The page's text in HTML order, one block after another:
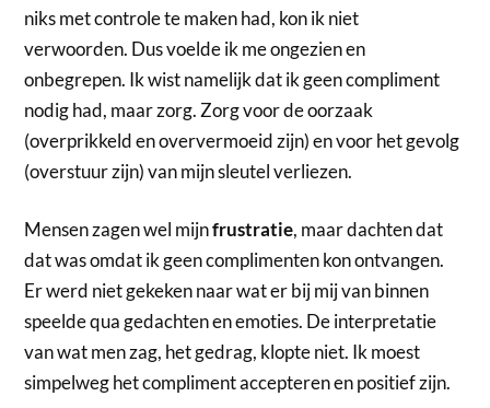
niks met controle te maken had, kon ik niet
verwoorden. Dus voelde ik me ongezien en
onbegrepen. Ik wist namelijk dat ik geen compliment
nodig had, maar zorg. Zorg voor de oorzaak
(overprikkeld en oververmoeid zijn) en voor het gevolg
(overstuur zijn) van mijn sleutel verliezen.
Mensen zagen wel mijnfrustratie, maar dachten dat
dat was omdat ik geen complimenten kon ontvangen.
Er werd niet gekeken naar wat er bij mij van binnen
speelde qua gedachten en emoties. De interpretatie
van wat men zag, het gedrag, klopte niet. Ik moest
simpelweg het compliment accepteren en positief zijn.